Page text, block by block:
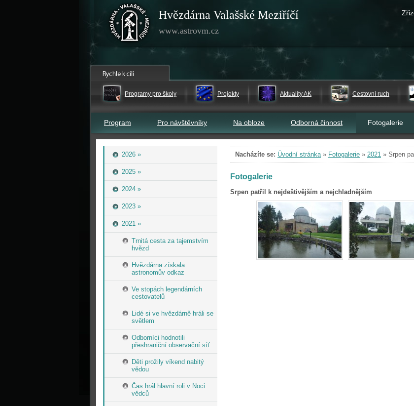
Hvězdárna Valašské Meziříčí
www.astrovm.cz
Programy pro školy Projekty Aktuality AK Cestovní ruch
Program Pro návštěvníky Na obloze Odborná činnost Fotogalerie
2026 »
2025 »
2024 »
2023 »
2021 »
Trnitá cesta za tajemstvím
hvězd
Hvězdárna získala
astronomův odkaz
Ve stopách legendárních
cestovatelů
Lidé si ve hvězdárně hráli se
světlem
Odborníci hodnotili
přeshraniční observační síť
Děti prožily víkend nabitý
vědou
Čas hrál hlavní roli v Noci
vědců
Nacházíte se: Úvodní stránka» Fotogalerie » 2021 » Srpen
Fotogalerie
Srpen patřil k nejdeštivějším a nejchladnějším